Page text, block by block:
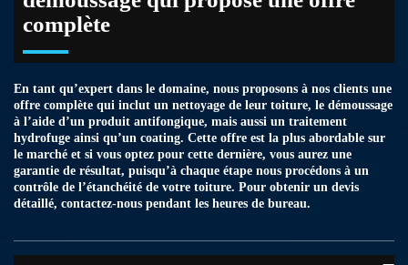
complète
En tant qu’expert dans le domaine, nous proposons à nos clients une
offre complète qui inclut un nettoyage de leur toiture, le démoussage
à l’aide d’un produit antifongique, mais aussi un traitement
hydrofuge ainsi qu’un coating. Cette offre est la plus abordable sur
le marché et si vous optez pour cette dernière, vous aurez une
garantie de résultat, puisqu’à chaque étape nous procédons à un
contrôle de l’étanchéité de votre toiture. Pour obtenir un devis
détaillé, contactez-nous pendant les heures de bureau.